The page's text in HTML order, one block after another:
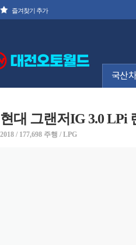
즐겨찾기 추가
국산
현대 그랜저IG 3.0 LPi
2018 / 177,698 주행 / LPG